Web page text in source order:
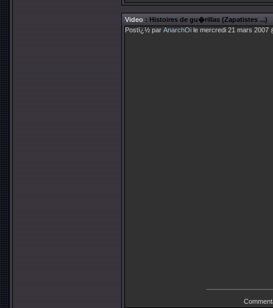
Video : Histoires de gu�rillas (Zapatistes ...)
Postï¿½ par AnarchOi le mercredi 21 mars 2007